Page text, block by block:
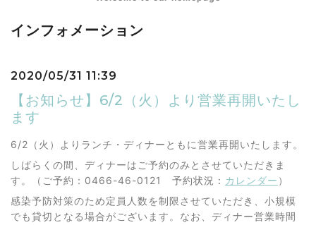
インフォメーション
2020/05/31 11:39
【お知らせ】6/2（火）より営業再開いたし
ます
6/2（火）よりランチ・ディナーともに営業再開いたします。
しばらくの間、ディナーはご予約のみとさせていただきま
す。（ご予約：0466-46-0121 予約状況： カレンダー ）
感染予防対策のため定員人数を制限させていただき、小規模
でも貸切となる場合がございます。なお、ディナー営業時間